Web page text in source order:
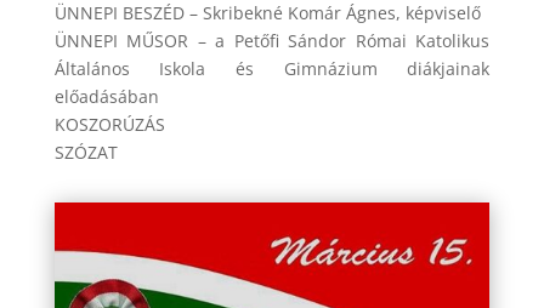
ÜNNEPI BESZÉD – Skribekné Komár Ágnes, képviselő
ÜNNEPI MŰSOR – a Petőfi Sándor Római Katolikus
Általános Iskola és Gimnázium diákjainak
előadásában
KOSZORÚZÁS
SZÓZAT